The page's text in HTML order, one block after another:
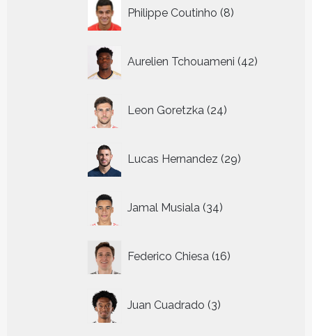
Philippe Coutinho 8
producten
Aurelien Tchouameni 42
producten
Leon Goretzka 24
producten
Lucas Hernandez 29
producten
Jamal Musiala 34
producten
Federico Chiesa 16
producten
Juan Cuadrado 3
producten